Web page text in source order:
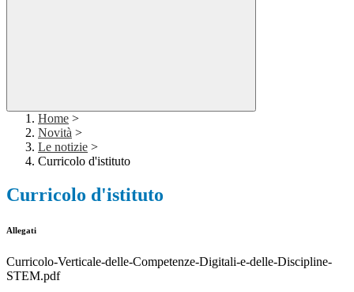
Home >
Novità >
Le notizie >
Curricolo d'istituto
Curricolo d'istituto
Allegati
Curricolo-Verticale-delle-Competenze-Digitali-e-delle-Discipline-
STEM.pdf